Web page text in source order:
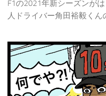
F1の2021年新シーズンが
人ドライバー角田裕毅くん